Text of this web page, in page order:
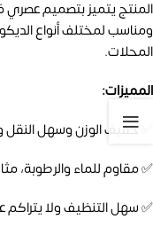
ومناسب لمختلف أنواع
المحلات.
المميزات:
✅ خفيف الوزن وسهل النقل
✅ مقاوم للماء والرطوبة،
✅ سهل التنظيف ولا